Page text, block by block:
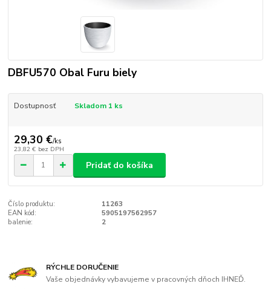
DBFU570 Obal Furu biely
Dostupnosť Skladom 1 ks
29,30 €/ks
23,82 € bez DPH
Pridať do košíka
Číslo produktu:
11263
EAN kód:
5905197562957
balenie:
2
RÝCHLE DORUČENIE
Vaše objednávky vybavujeme v pracovných dňoch IHNEĎ.